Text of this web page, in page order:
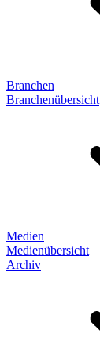
Branchen
Branchenübersicht
Medien
Medienübersicht
Archiv